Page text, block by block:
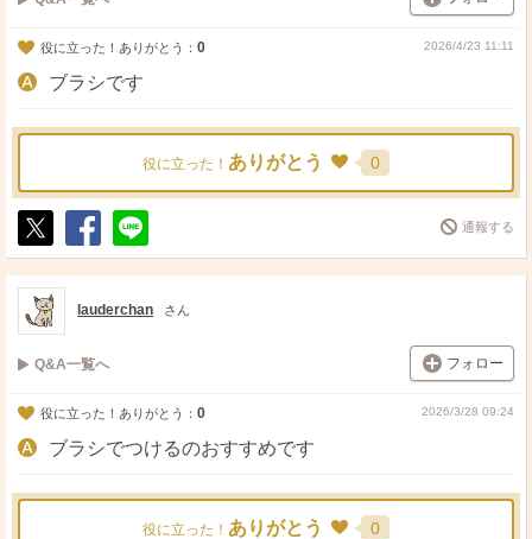
役に立った！ありがとう： 0 2026/4/23 11:11
ブラシです
役に立った！ ありがとう 0
ポ
ス
ト
シ
ェ
送
る
通報する
lauderchan さん
Q&A一覧へ フォロー
役に立った！ありがとう： 0 2026/3/28 09:24
ブラシでつけるのおすすめです
役に立った！ ありがとう 0